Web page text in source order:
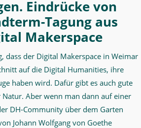
Eindrücke von
Tagung aus
Makerspace
dass der Digital Makerspace in Weimar
auf die Digital Humanities, ihre
haben wird. Dafür gibt es auch gute
Aber wenn man dann auf einer
DH-Community über dem Garten
Johann Wolfgang von Goethe